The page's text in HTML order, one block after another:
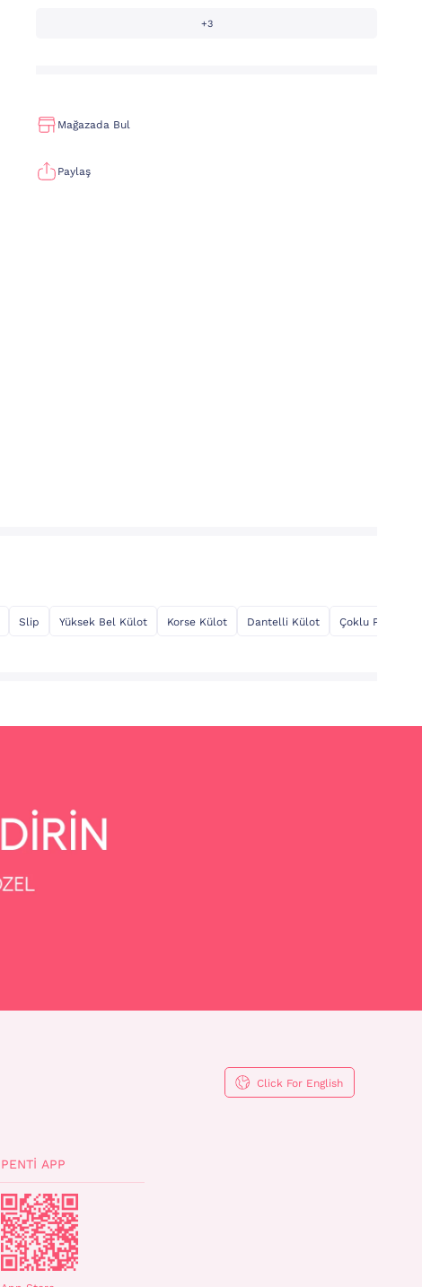
+3
Mağazada Bul
Paylaş
Slip Yüksek Bel Külot Korse Külot Dantelli Külot Çoklu Paket
Click For English
PENTI APP